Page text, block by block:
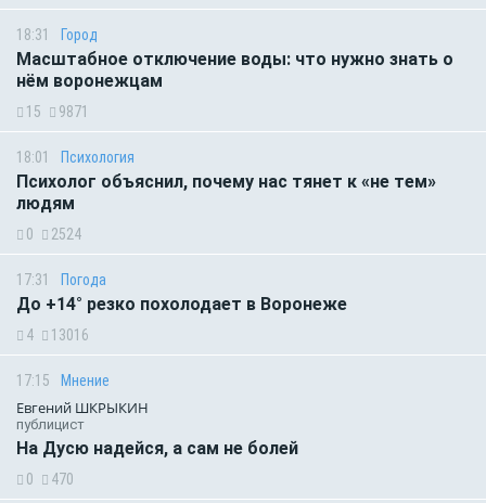
18:31 Город
Масштабное отключение воды: что нужно знать о
нём воронежцам
15 9871
18:01 Психология
Психолог объяснил, почему нас тянет к «не тем»
людям
0 2524
17:31 Погода
До +14° резко похолодает в Воронеже
4 13016
17:15 Мнение
Евгений ШКРЫКИН
публицист
На Дусю надейся, а сам не болей
0 470